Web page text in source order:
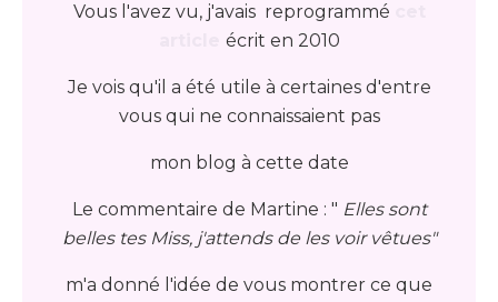
Vous l'avez vu, j'avais reprogrammé
écrit en 2010
Je vois qu'il a été utile à certaines d'entre
vous qui ne connaissaient pas
mon blog à cette date
Le commentaire de Martine : " Elles sont
belles tes Miss, j'attends de les voir vêtues"
m'a donné l'idée de vous montrer ce que